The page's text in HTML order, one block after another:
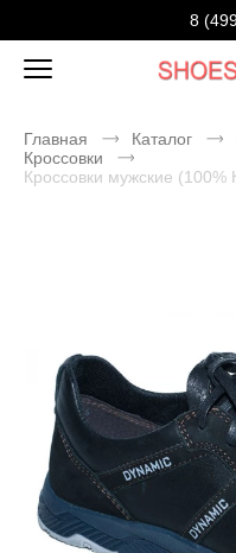
8
Главная Каталог
Кроссовки
Кроссовки мужские